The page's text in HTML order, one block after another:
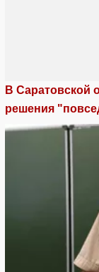
В Саратовской
решения